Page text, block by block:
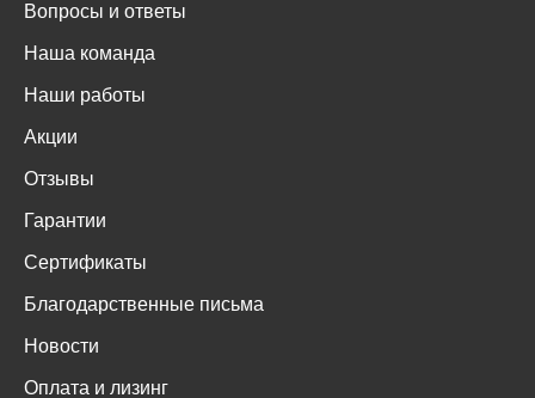
Вопросы и ответы
Наша команда
Наши работы
Акции
Отзывы
Гарантии
Сертификаты
Благодарственные письма
Новости
Оплата и лизинг